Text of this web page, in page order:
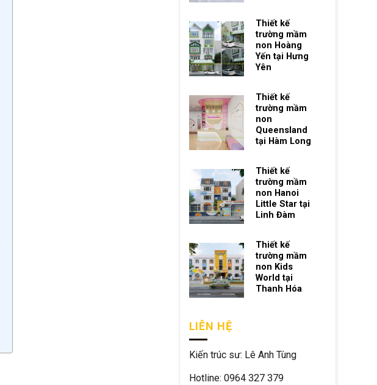
Thiết kế
trường mầm
non Hoàng
Yến tại Hưng
Yên
Thiết kế
trường mầm
non
Queensland
tại Hàm Long
Thiết kế
trường mầm
non Hanoi
Little Star tại
Linh Đàm
Thiết kế
trường mầm
non Kids
World tại
Thanh Hóa
LIÊN HỆ
Kiến trúc sư: Lê Anh Tùng
Hotline: 0964 327 379